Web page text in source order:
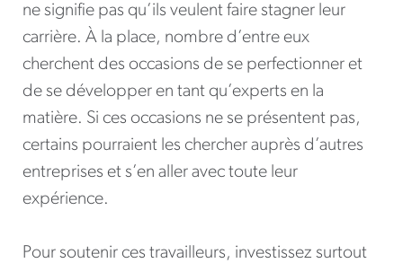
ne signifie pas qu’ils veulent faire stagner leur
carrière. À la place, nombre d’entre eux
cherchent des occasions de se perfectionner et
de se développer en tant qu’experts en la
matière. Si ces occasions ne se présentent pas,
certains pourraient les chercher auprès d’autres
entreprises et s’en aller avec toute leur
expérience.
Pour soutenir ces travailleurs, investissez surtout